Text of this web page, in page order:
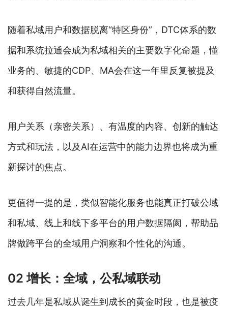
随着私域用户和数据脱离“特区身份”，DTC体系的数
据和系统拉通会成为私域相关的主要数字化命题，懂
业务的、敏捷的CDP、MA会在这一年里反复被提及
和获得自然流量。
用户关系（亲密关系）、有温度的内容、创新的触达
方式和玩法，以及AI在运营中的能力边界也将成为重
新探讨的焦点。
更值得一提的是，类似智能化服务也能真正打破公域
和私域、线上和线下多平台的用户数据隔阂，帮助品
牌做跨平台的全域用户洞察和个性化的沟通。
02 增长：全域，公私域联动
过去几年是私域从诞生到成长的黄金时段，也是被疫